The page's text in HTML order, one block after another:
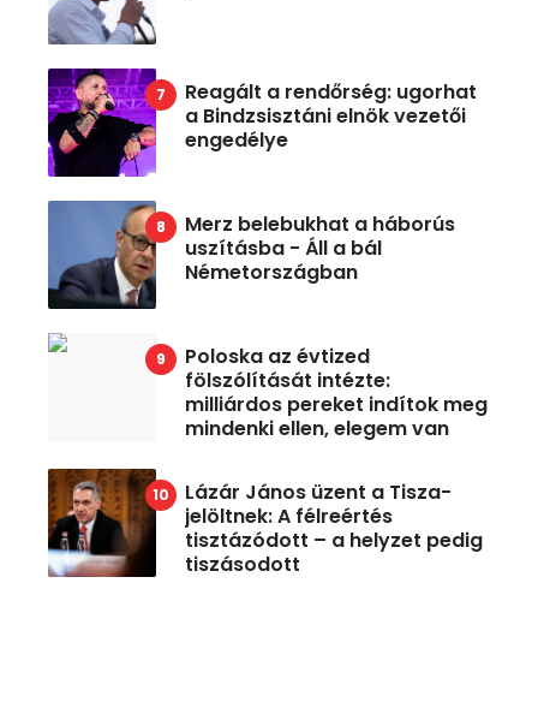
Reagált a rendőrség: ugorhat
a Bindzsisztáni elnök vezetői
engedélye
Merz belebukhat a háborús
uszításba - Áll a bál
Németországban
Poloska az évtized
fölszólítását intézte:
milliárdos pereket indítok meg
mindenki ellen, elegem van
Lázár János üzent a Tisza-
jelöltnek: A félreértés
tisztázódott – a helyzet pedig
tiszásodott